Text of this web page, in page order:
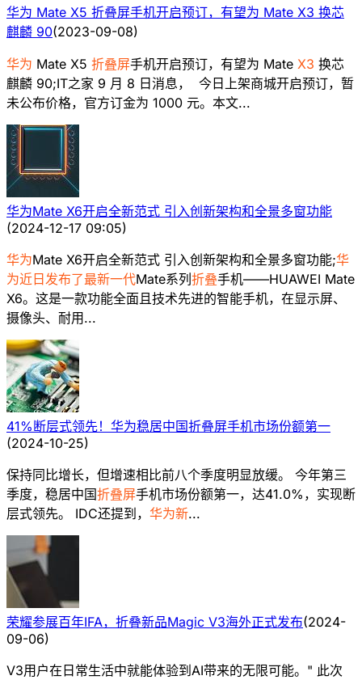
华为 Mate X5 折叠屏手机开启预订，有望为 Mate X3 换芯
麒麟 90(2023-09-08)
华为 Mate X5 折叠屏手机开启预订，有望为 Mate X3 换芯
麒麟 90;IT之家 9 月 8 日消息， 今日上架商城开启预订，暂
未公布价格，官方订金为 1000 元。本文...
华为Mate X6开启全新范式 引入创新架构和全景多窗功能
(2024-12-17 09:05)
华为Mate X6开启全新范式 引入创新架构和全景多窗功能;华
为近日发布了最新一代Mate系列 折叠手机——HUAWEI Mate
X6。这是一款功能全面且技术先进的智能手机，在显示屏、
摄像头、耐用...
41%断层式领先！华为稳居中国折叠屏手机市场份额第一
(2024-10-25)
保持同比增长，但增速相比前八个季度明显放缓。 今年第三
季度，稳居中国折叠屏手机市场份额第一，达41.0%，实现断
层式领先。 IDC还提到， 华为新...
荣耀参展百年IFA，折叠新品Magic V3海外正式发布(2024-
09-06)
V3用户在日常生活中就能体验到AI带来的无限可能。" 此次